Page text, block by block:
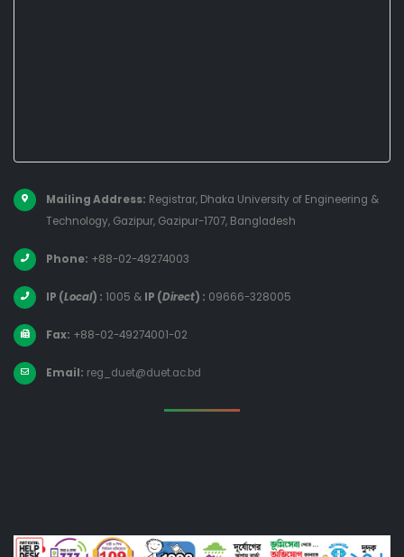
Mailing Address: Registrar, Dhaka University of Engineering &
Technology, Gazipur, Gazipur-1707, Bangladesh
Phone: +88-02-49274003
IP (Local) : 1005 & IP (Direct) : 09666-328005
Fax: +88-02-49274001-02
Email: reg_duet@duet.ac.bd